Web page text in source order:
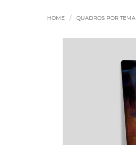
HOME QUADROS POR TEMA